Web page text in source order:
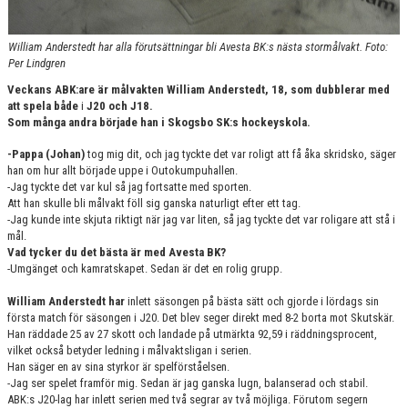
William Anderstedt har alla förutsättningar bli Avesta BK:s nästa stormålvakt. Foto:
Per Lindgren
Veckans ABK:are är målvakten William Anderstedt, 18, som dubblerar med
att spela både i J20 och J18.
Som många andra började han i Skogsbo SK:s hockeyskola.
-Pappa (Johan)tog mig dit, och jag tyckte det var roligt att få åka skridsko, säger
han om hur allt började uppe i Outokumpuhallen.
-Jag tyckte det var kul så jag fortsatte med sporten.
Att han skulle bli målvakt föll sig ganska naturligt efter ett tag.
-Jag kunde inte skjuta riktigt när jag var liten, så jag tyckte det var roligare att stå i
mål.
Vad tycker du det bästa är med Avesta BK?
-Umgänget och kamratskapet. Sedan är det en rolig grupp.
William Anderstedt har inlett säsongen på bästa sätt och gjorde i lördags sin
första match för säsongen i J20. Det blev seger direkt med 8-2 borta mot Skutskär.
Han räddade 25 av 27 skott och landade på utmärkta 92,59 i räddningsprocent,
vilket också betyder ledning i målvaktsligan i serien.
Han säger en av sina styrkor är spelförståelsen.
-Jag ser spelet framför mig. Sedan är jag ganska lugn, balanserad och stabil.
ABK:s J20-lag har inlett serien med två segrar av två möjliga. Förutom segern